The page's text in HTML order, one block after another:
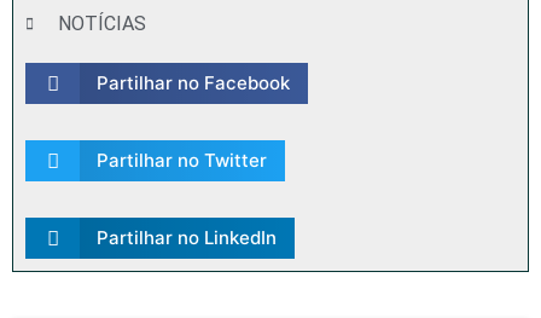
NOTÍCIAS
Partilhar no Facebook
Partilhar no Twitter
Partilhar no LinkedIn